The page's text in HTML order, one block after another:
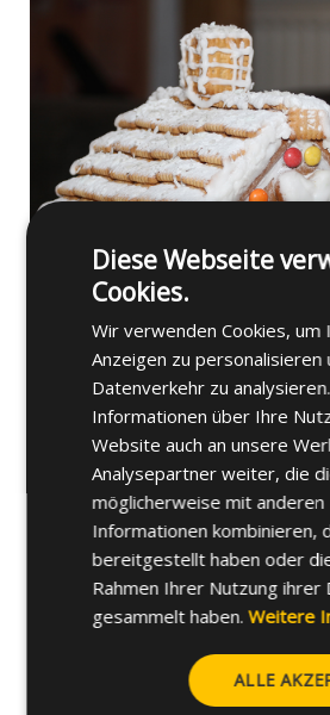
Korbinian (11 1/2)
Diese Webseite
Cookies.
Wir verwenden Cookies, um
Anzeigen zu personalisieren
Datenverkehr zu
Informationen über Ihre
Website auch an unsere
Analysepartner weiter, die
möglicherweise mit anderen
Informationen kombinieren,
bereitgestellt haben oder
Rahmen Ihrer Nutzung ihrer
gesammelt haben.Weitere
ALLE